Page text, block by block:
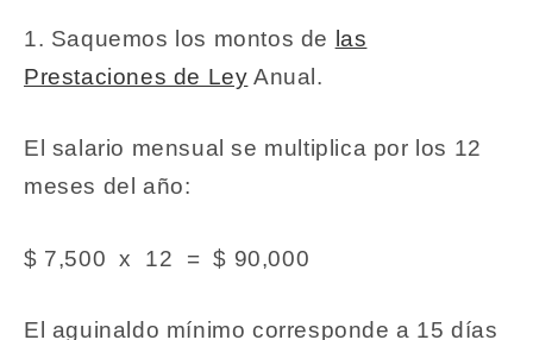
1. Saquemos los montos de las
Prestaciones de Ley Anual.
El salario mensual se multiplica por los 12
meses del año:
$ 7,500 x 12 = $ 90,000
El aguinaldo mínimo corresponde a 15 días